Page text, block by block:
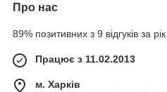
Про нас
89% позитивних з 9 відгуків за рік
Працює з 11.02.2013
м. Харків